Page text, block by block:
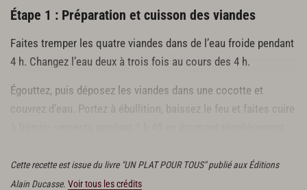
Étape 1 : Préparation et cuisson des viandes
Faites tremper les quatre viandes dans de l’eau froide pendant
4 h. Changez l’eau deux à trois fois au cours des 4 h.
Égouttez, puis déposez les viandes dans une cocotte et
couvrez d’eau. Portez à ébullition, baissez le feu et faites cuire
Cette recette est issue du livre "UN PLAT POUR TOUS" publié aux Éditions
Alain Ducasse. Voir tous les crédits